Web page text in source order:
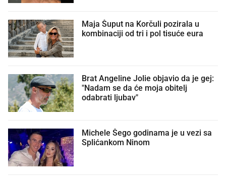
Maja Šuput na Korčuli pozirala u
kombinaciji od tri i pol tisuće eura
Brat Angeline Jolie objavio da je gej:
"Nadam se da će moja obitelj
odabrati ljubav"
Michele Šego godinama je u vezi sa
Splićankom Ninom